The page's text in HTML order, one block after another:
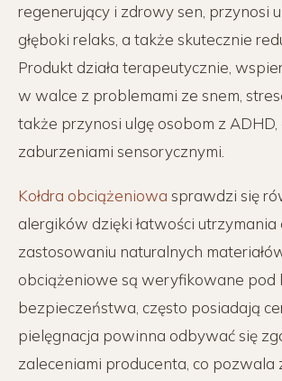
regenerujący i zdrowy sen, przynosi
głęboki relaks, a także skutecznie
Produkt działa terapeutycznie,
w walce z problemami ze snem,
także przynosi ulgę osobom z
zaburzeniami sensorycznymi.
Kołdra obciążeniowa sprawdzi się
alergików dzięki łatwości utrzymania
zastosowaniu naturalnych
obciążeniowe są weryfikowane pod
bezpieczeństwa, często posiadają
pielęgnacja powinna odbywać się
zaleceniami producenta, co pozwala